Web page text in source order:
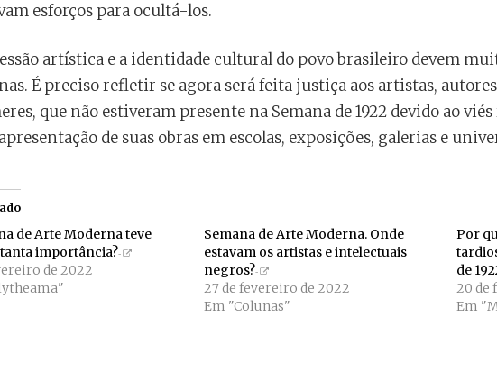
esforços para ocultá-los.
artística e a identidade cultural do povo brasileiro devem
É preciso refletir se agora será feita justiça aos artistas,
que não estiveram presente na Semana de 1922 devido ao
de suas obras em escolas, exposições, galerias e
de Arte Moderna teve
importância?
de 2022
Semana de Arte Moderna. Onde
estavam os artistas e intelectuais
negros?
27 de fevereiro de 2022
Em "Colunas"
Por
de
20 de
Em